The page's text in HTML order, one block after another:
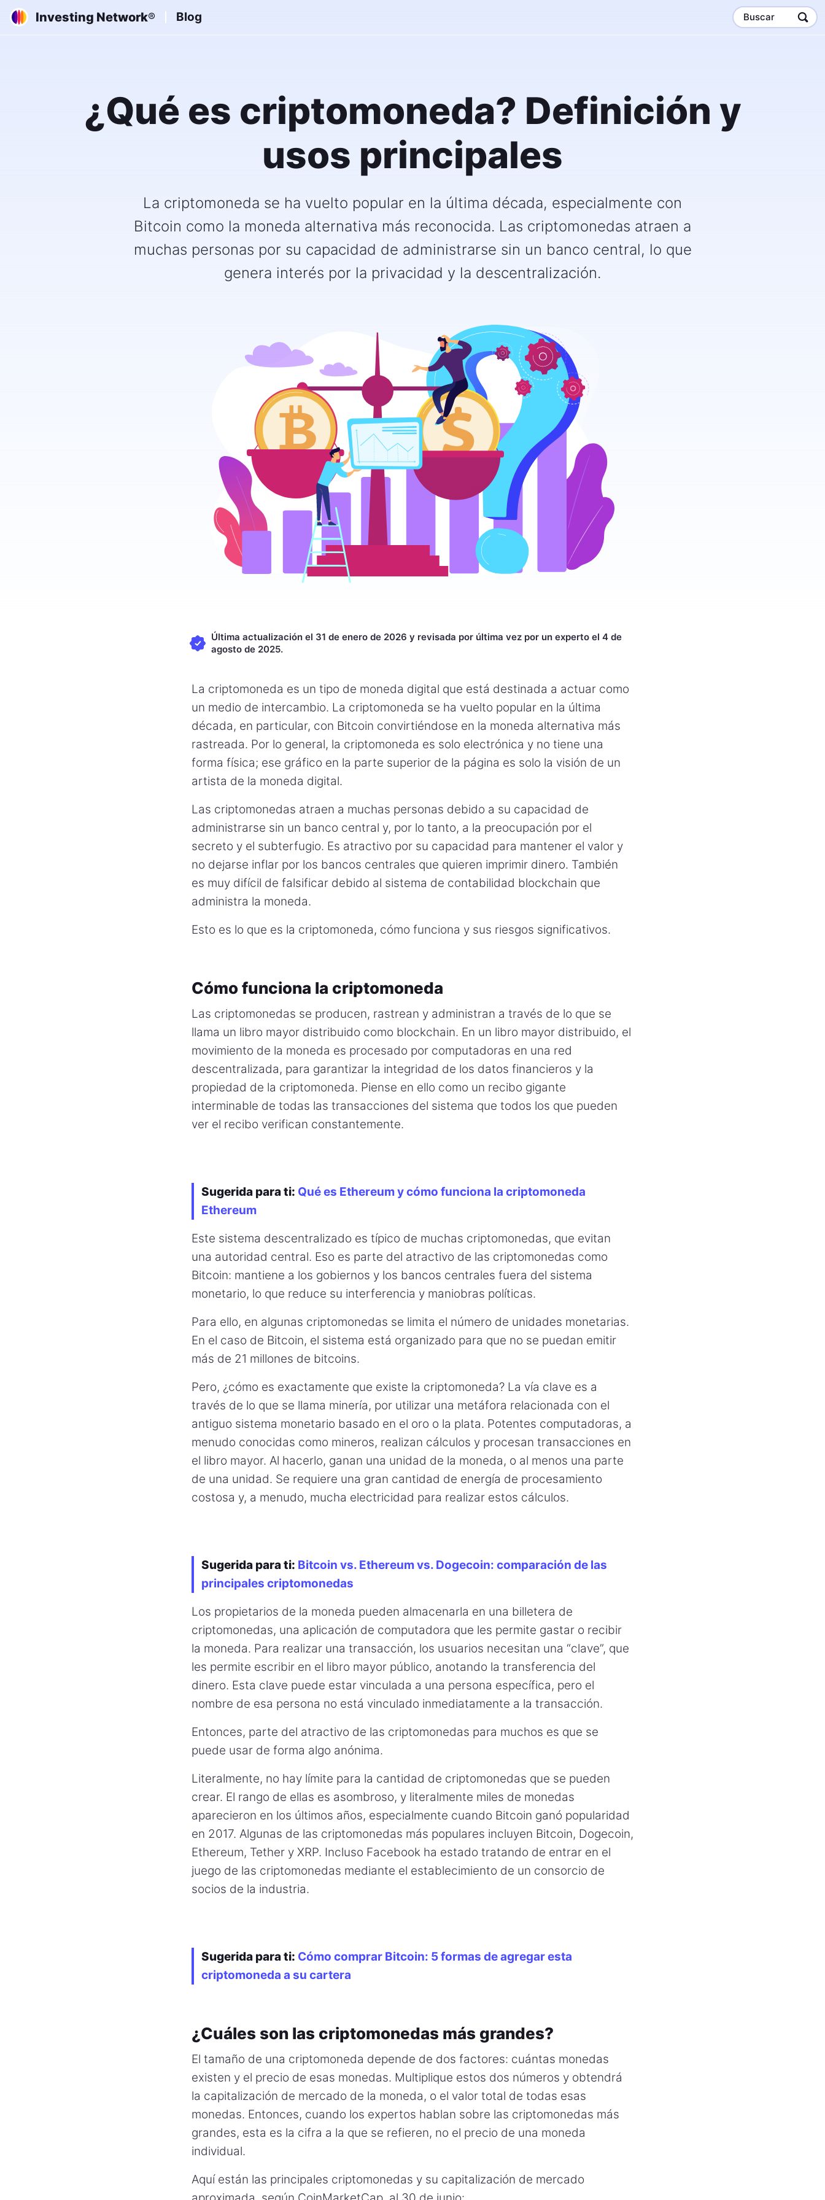
Investing Network® Blog Buscar
¿Qué es criptomoneda? Definición y
usos principales
La criptomoneda se ha vuelto popular en la última década, especialmente con
Bitcoin como la moneda alternativa más reconocida. Las criptomonedas atraen a
muchas personas por su capacidad de administrarse sin un banco central, lo que
genera interés por la privacidad y la descentralización.
Última actualización el 31 de enero de 2026 y revisada por última vez por un experto el 4 de
agosto de 2025.
La criptomoneda es un tipo de moneda digital que está destinada a actuar como
un medio de intercambio. La criptomoneda se ha vuelto popular en la última
década, en particular, con Bitcoin convirtiéndose en la moneda alternativa más
rastreada. Por lo general, la criptomoneda es solo electrónica y no tiene una
forma física; ese gráfico en la parte superior de la página es solo la visión de un
artista de la moneda digital.
Las criptomonedas atraen a muchas personas debido a su capacidad de
administrarse sin un banco central y, por lo tanto, a la preocupación por el
secreto y el subterfugio. Es atractivo por su capacidad para mantener el valor y
no dejarse inflar por los bancos centrales que quieren imprimir dinero. También
es muy difícil de falsificar debido al sistema de contabilidad blockchain que
administra la moneda.
Esto es lo que es la criptomoneda, cómo funciona y sus riesgos significativos.
Cómo funciona la criptomoneda
Las criptomonedas se producen, rastrean y administran a través de lo que se
llama un libro mayor distribuido como blockchain. En un libro mayor distribuido, el
movimiento de la moneda es procesado por computadoras en una red
descentralizada, para garantizar la integridad de los datos financieros y la
propiedad de la criptomoneda. Piense en ello como un recibo gigante
interminable de todas las transacciones del sistema que todos los que pueden
ver el recibo verifican constantemente.
Sugerida para ti: Qué es Ethereum y cómo funciona la criptomoneda
Ethereum
Este sistema descentralizado es típico de muchas criptomonedas, que evitan
una autoridad central. Eso es parte del atractivo de las criptomonedas como
Bitcoin: mantiene a los gobiernos y los bancos centrales fuera del sistema
monetario, lo que reduce su interferencia y maniobras políticas.
Para ello, en algunas criptomonedas se limita el número de unidades monetarias.
En el caso de Bitcoin, el sistema está organizado para que no se puedan emitir
más de 21 millones de bitcoins.
Pero, ¿cómo es exactamente que existe la criptomoneda? La vía clave es a
través de lo que se llama minería, por utilizar una metáfora relacionada con el
antiguo sistema monetario basado en el oro o la plata. Potentes computadoras, a
menudo conocidas como mineros, realizan cálculos y procesan transacciones en
el libro mayor. Al hacerlo, ganan una unidad de la moneda, o al menos una parte
de una unidad. Se requiere una gran cantidad de energía de procesamiento
costosa y, a menudo, mucha electricidad para realizar estos cálculos.
Sugerida para ti: Bitcoin vs. Ethereum vs. Dogecoin: comparación de las
principales criptomonedas
Los propietarios de la moneda pueden almacenarla en una billetera de
criptomonedas, una aplicación de computadora que les permite gastar o recibir
la moneda. Para realizar una transacción, los usuarios necesitan una “clave”, que
les permite escribir en el libro mayor público, anotando la transferencia del
dinero. Esta clave puede estar vinculada a una persona específica, pero el
nombre de esa persona no está vinculado inmediatamente a la transacción.
Entonces, parte del atractivo de las criptomonedas para muchos es que se
puede usar de forma algo anónima.
Literalmente, no hay límite para la cantidad de criptomonedas que se pueden
crear. El rango de ellas es asombroso, y literalmente miles de monedas
aparecieron en los últimos años, especialmente cuando Bitcoin ganó popularidad
en 2017. Algunas de las criptomonedas más populares incluyen Bitcoin, Dogecoin,
Ethereum, Tether y XRP. Incluso Facebook ha estado tratando de entrar en el
juego de las criptomonedas mediante el establecimiento de un consorcio de
socios de la industria.
Sugerida para ti: Cómo comprar Bitcoin: 5 formas de agregar esta
criptomoneda a su cartera
¿Cuáles son las criptomonedas más grandes?
El tamaño de una criptomoneda depende de dos factores: cuántas monedas
existen y el precio de esas monedas. Multiplique estos dos números y obtendrá
la capitalización de mercado de la moneda, o el valor total de todas esas
monedas. Entonces, cuando los expertos hablan sobre las criptomonedas más
grandes, esta es la cifra a la que se refieren, no el precio de una moneda
individual.
Aquí están las principales criptomonedas y su capitalización de mercado